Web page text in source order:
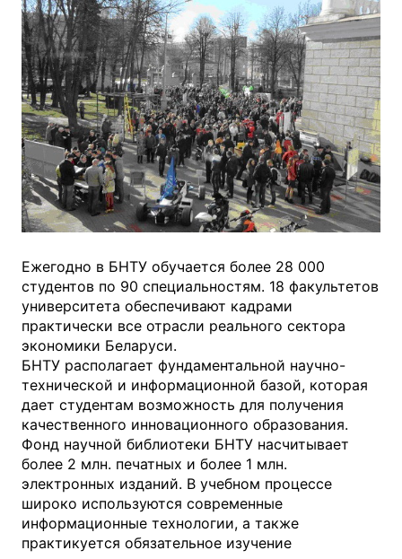
Ежегодно в БНТУ обучается более 28 000
студентов по 90 специальностям. 18 факультетов
университета обеспечивают кадрами
практически все отрасли реального сектора
экономики Беларуси.
БНТУ располагает фундаментальной научно-
технической и информационной базой, которая
дает студентам возможность для получения
качественного инновационного образования.
Фонд научной библиотеки БНТУ насчитывает
более 2 млн. печатных и более 1 млн.
электронных изданий. В учебном процессе
широко используются современные
информационные технологии, а также
практикуется обязательное изучение